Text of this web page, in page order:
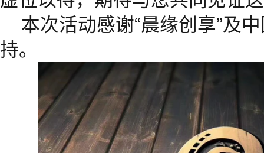
本次活动感谢“晨缘创享”及
持。